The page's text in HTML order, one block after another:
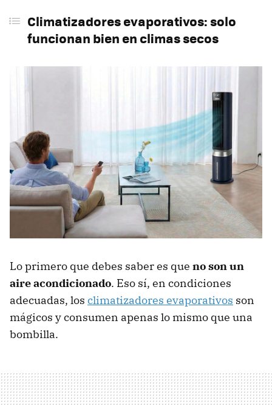
Climatizadores evaporativos: solo
funcionan bien en climas secos
Lo primero que debes saber es que no son un
aire acondicionado. Eso sí, en condiciones
adecuadas, los climatizadores evaporativos son
mágicos y consumen apenas lo mismo que una
bombilla.